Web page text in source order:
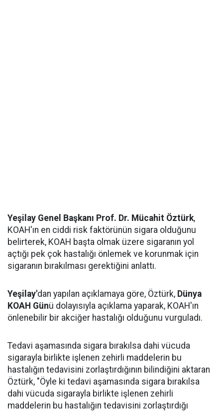
Yeşilay Genel Başkanı Prof. Dr. Mücahit Öztürk,
KOAH'ın en ciddi risk faktörünün sigara olduğunu
belirterek, KOAH başta olmak üzere sigaranın yol
açtığı pek çok hastalığı önlemek ve korunmak için
sigaranın bırakılması gerektiğini anlattı.
Yeşilay'dan yapılan açıklamaya göre, Öztürk, Dünya
KOAH Günü dolayısıyla açıklama yaparak, KOAH'ın
önlenebilir bir akciğer hastalığı olduğunu vurguladı.
Tedavi aşamasında sigara bırakılsa dahi vücuda
sigarayla birlikte işlenen zehirli maddelerin bu
hastalığın tedavisini zorlaştırdığının bilindiğini aktaran
Öztürk, "Öyle ki tedavi aşamasında sigara bırakılsa
dahi vücuda sigarayla birlikte işlenen zehirli
maddelerin bu hastalığın tedavisini zorlaştırdığı